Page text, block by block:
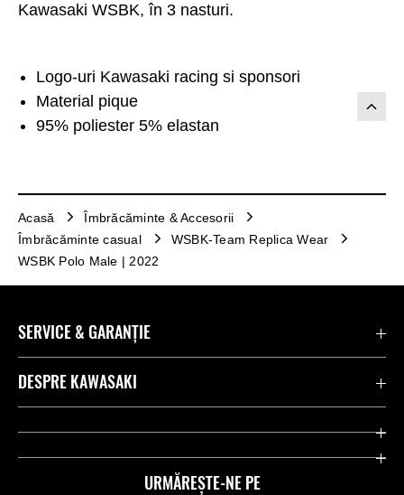
Kawasaki WSBK, în 3 nasturi.
Logo-uri Kawasaki racing si sponsori
Material pique
95% poliester 5% elastan
Acasă
Îmbrăcăminte & Accesorii
Îmbrăcăminte casual
WSBK-Team Replica Wear
WSBK Polo Male | 2022
URMĂREȘTE-NE PE
SERVICE & GARANȚIE
Contactează-ne
Link-uri utile
DESPRE KAWASAKI
Companie